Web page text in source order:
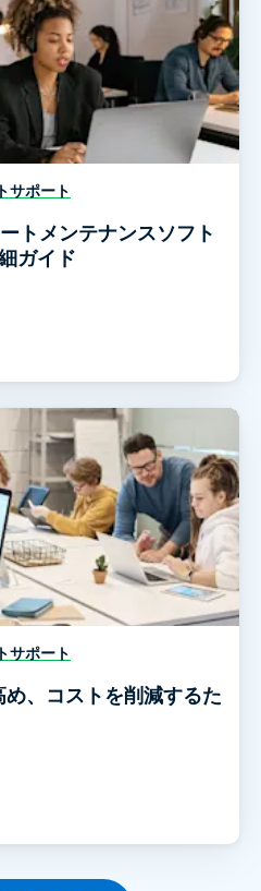
サポート
トメンテナンスソフト
ガイド
サポート
、コストを削減するた